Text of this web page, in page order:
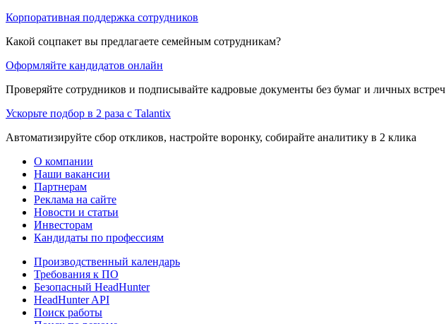
Корпоративная поддержка сотрудников
Какой соцпакет вы предлагаете семейным сотрудникам?
Оформляйте кандидатов онлайн
Проверяйте сотрудников и подписывайте кадровые документы без бумаг и личных встреч
Ускорьте подбор в 2 раза с Talantix
Автоматизируйте сбор откликов, настройте воронку, собирайте аналитику в 2 клика
О компании
Наши вакансии
Партнерам
Реклама на сайте
Новости и статьи
Инвесторам
Кандидаты по профессиям
Производственный календарь
Требования к ПО
Безопасный HeadHunter
HeadHunter API
Поиск работы